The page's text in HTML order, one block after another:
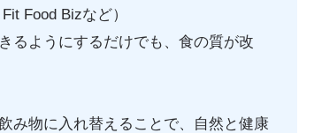
Fit Food Bizなど）
るようにするだけでも、食の質が改
み物に入れ替えることで、自然と健康